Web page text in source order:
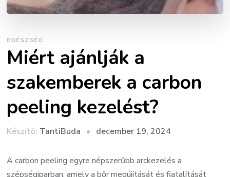
EGÉSZSÉG
Miért ajánlják a
szakemberek a carbon
peeling kezelést?
Készítő: TantiBuda december 19, 2024
A carbon peeling egyre népszerűbb arckezelés a
szépségiparban, amely a bőr megújítását és fiatalítását